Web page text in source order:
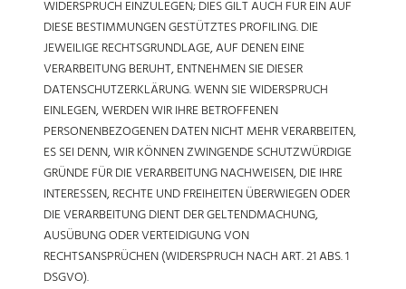
WIDERSPRUCH EINZULEGEN; DIES GILT AUCH FÜR EIN AUF
DIESE BESTIMMUNGEN GESTÜTZTES PROFILING. DIE
JEWEILIGE RECHTSGRUNDLAGE, AUF DENEN EINE
VERARBEITUNG BERUHT, ENTNEHMEN SIE DIESER
DATENSCHUTZERKLÄRUNG. WENN SIE WIDERSPRUCH
EINLEGEN, WERDEN WIR IHRE BETROFFENEN
PERSONENBEZOGENEN DATEN NICHT MEHR VERARBEITEN,
ES SEI DENN, WIR KÖNNEN ZWINGENDE SCHUTZWÜRDIGE
GRÜNDE FÜR DIE VERARBEITUNG NACHWEISEN, DIE IHRE
INTERESSEN, RECHTE UND FREIHEITEN ÜBERWIEGEN ODER
DIE VERARBEITUNG DIENT DER GELTENDMACHUNG,
AUSÜBUNG ODER VERTEIDIGUNG VON
RECHTSANSPRÜCHEN (WIDERSPRUCH NACH ART. 21 ABS. 1
DSGVO).